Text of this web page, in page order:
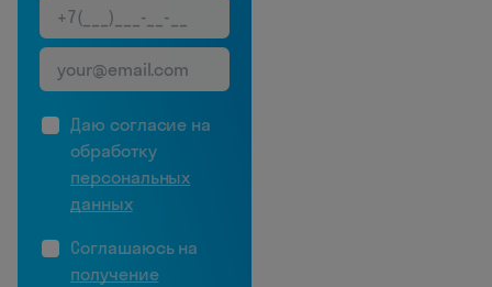
Даю согласие на
обработку
персональных
данных
Соглашаюсь на
получение